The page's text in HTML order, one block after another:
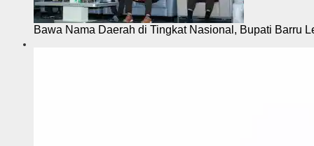
Bawa Nama Daerah di Tingkat Nasional, Bupati Barru